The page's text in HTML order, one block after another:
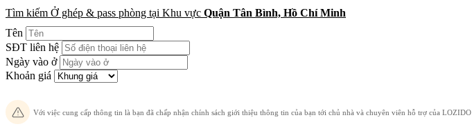
Tìm kiếm Ở ghép & pass phòng tại Khu vực Quận Tân Bình, Hồ Chí Minh
Tên
SĐT liên hệ
Ngày vào ở
Khoản giá
Với việc cung cấp thông tin là bạn đã chấp nhận chính sách giới thiệu thông tin của bạn tới chủ nhà và chuyên viên hỗ trợ của LOZIDO